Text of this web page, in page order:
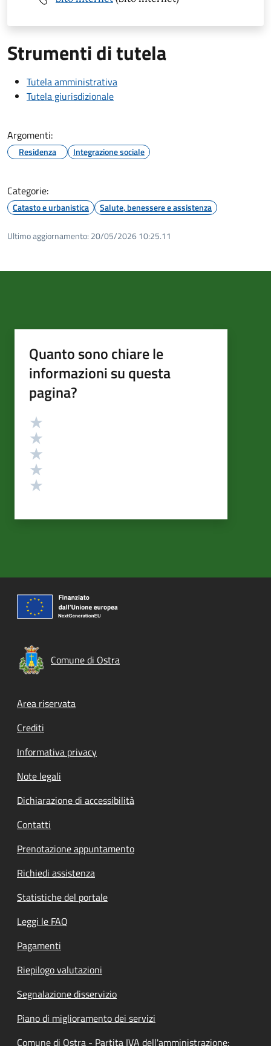
Strumenti di tutela
Tutela amministrativa
Tutela giurisdizionale
Argomenti:
Residenza Integrazione sociale
Categorie:
Catasto e urbanistica Salute, benessere e assistenza
Ultimo aggiornamento: 20/05/2026 10:25.11
Quanto sono chiare le
informazioni su questa
pagina?
Valutazione
Comune di Ostra
Footer menu
Area riservata
Crediti
Informativa privacy
Note legali
Dichiarazione di accessibilità
Contatti
Prenotazione appuntamento
Richiedi assistenza
Statistiche del portale
Leggi le FAQ
Pagamenti
Riepilogo valutazioni
Segnalazione disservizio
Piano di miglioramento dei servizi
Comune di Ostra - Partita IVA dell'amministrazione: